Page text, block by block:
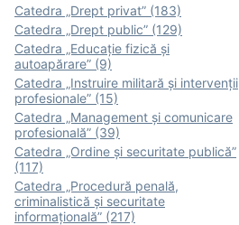
Catedra „Drept privat” (183)
Catedra „Drept public” (129)
Catedra „Educație fizică şi
autoapărare” (9)
Catedra „Instruire militară şi intervenţii
profesionale” (15)
Catedra „Management și comunicare
profesională” (39)
Catedra „Ordine și securitate publică”
(117)
Catedra „Procedură penală,
criminalistică și securitate
informațională” (217)